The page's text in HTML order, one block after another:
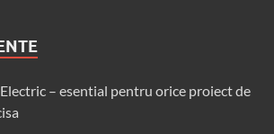
– esential pentru orice proiect de